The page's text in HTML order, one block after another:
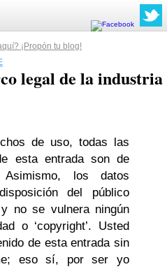
¡Propón tu blog!
legal de la industria
de uso, todas las
esta entrada son de
Asimismo, los datos
del público
no se vulnera ningún
o ‘copyright’. Usted
de esta entrada sin
eso sí, por ser yo